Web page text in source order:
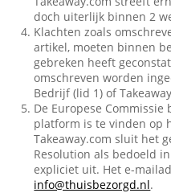
doch uiterlijk binnen 2
Klachten zoals
artikel, moeten binnen
gebreken heeft
omschreven worden
Bedrijf (lid 1) of
De Europese
platform is te vinden op
Takeaway.com sluit het
Resolution als bedoeld
expliciet uit. Het e-
info@thuisbezorgd.nl.